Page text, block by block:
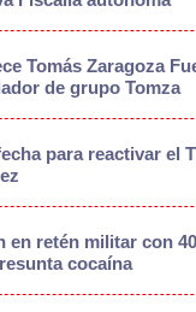
Tomás Zaragoza
de grupo Tomza
para reactivar el
en retén militar con
cocaína